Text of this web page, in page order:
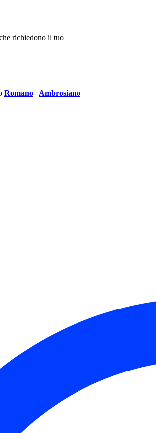
richiedono il tuo
Romano | Ambrosiano